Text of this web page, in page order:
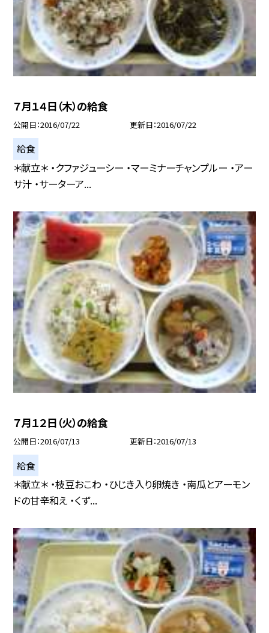
７月１４日（木）の給食
公開日 2016/07/22 更新日 2016/07/22
給食
＊献立＊ ・クファジューシー ・マーミナーチャンプルー ・アー
サ汁 ・サーターア...
７月１２日（火）の給食
公開日 2016/07/13 更新日 2016/07/13
給食
＊献立＊ ・枝豆おこわ ・ひじき入り卵焼き ・南瓜とアーモン
ドの甘辛和え ・くず...